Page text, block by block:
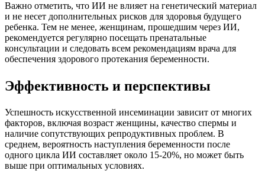
Важно отметить, что ИИ не влияет на генетический материал
и не несет дополнительных рисков для здоровья будущего
ребенка. Тем не менее, женщинам, прошедшим через ИИ,
рекомендуется регулярно посещать пренатальные
консультации и следовать всем рекомендациям врача для
обеспечения здорового протекания беременности.
Эффективность и перспективы
Успешность искусственной инсеминации зависит от многих
факторов, включая возраст женщины, качество спермы и
наличие сопутствующих репродуктивных проблем. В
среднем, вероятность наступления беременности после
одного цикла ИИ составляет около 15-20%, но может быть
выше при оптимальных условиях.